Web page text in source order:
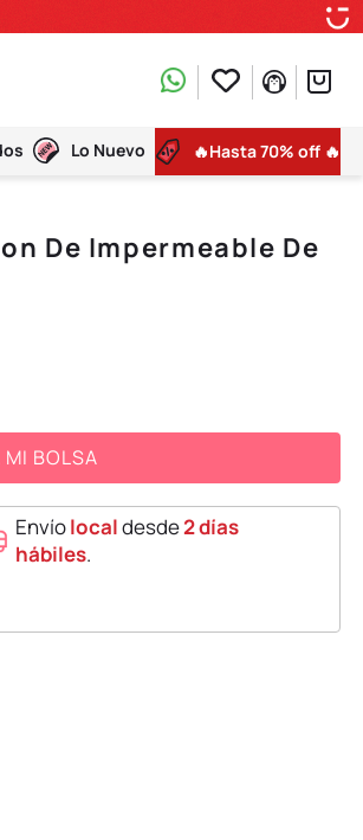
Lo Nuevo 🔥Hasta 70% off 🔥
De Impermeable De
MI BOLSA
Envíolocaldesde2 días
hábiles.